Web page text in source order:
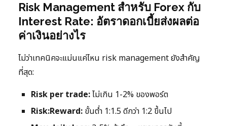
Risk Management สำหรับ Forex กับ
Interest Rate: อัตราดอกเบี้ยส่งผลต่อ
ค่าเงินอย่างไร
ไม่ว่าเทคนิคจะแม่นแค่ไหน risk management ยังสำคัญ
ที่สุด:
Risk per trade:ไม่เกิน 1-2% ของพอร์ต
Risk:Reward: ขั้นต่ำ 1:1.5 ดีกว่า 1:2 ขึ้นไป